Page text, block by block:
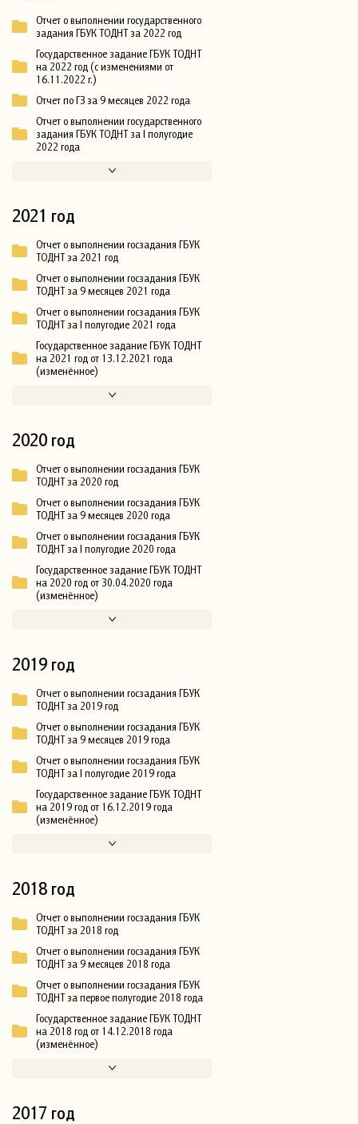
Отчет о выполнении государственного
задания ГБУК ТОДНТ за 2022 год
Государственное задание ГБУК ТОДНТ
на 2022 год (с изменениями от
16.11.2022 г.)
Отчет по ГЗ за 9 месяцев 2022 года
Отчет о выполнении государственного
задания ГБУК ТОДНТ за I полугодие
2022 года
2021 год
Отчет о выполнении госзадания ГБУК
ТОДНТ за 2021 год
Отчет о выполнении госзадания ГБУК
ТОДНТ за 9 месяцев 2021 года
Отчет о выполнении госзадания ГБУК
ТОДНТ за I полугодие 2021 года
Государственное задание ГБУК ТОДНТ
на 2021 год от 13.12.2021 года
(изменённое)
2020 год
Отчет о выполнении госзадания ГБУК
ТОДНТ за 2020 год
Отчет о выполнении госзадания ГБУК
ТОДНТ за 9 месяцев 2020 года
Отчет о выполнении госзадания ГБУК
ТОДНТ за I полугодие 2020 года
Государственное задание ГБУК ТОДНТ
на 2020 год от 30.04.2020 года
(изменённое)
2019 год
Отчет о выполнении госзадания ГБУК
ТОДНТ за 2019 год
Отчет о выполнении госзадания ГБУК
ТОДНТ за 9 месяцев 2019 года
Отчет о выполнении госзадания ГБУК
ТОДНТ за I полугодие 2019 года
Государственное задание ГБУК ТОДНТ
на 2019 год от 16.12.2019 года
(изменённое)
2018 год
Отчет о выполнении госзадания ГБУК
ТОДНТ за 2018 год
Отчет о выполнении госзадания ГБУК
ТОДНТ за 9 месяцев 2018 года
Отчет о выполнении госзадания ГБУК
ТОДНТ за первое полугодие 2018 года
Государственное задание ГБУК ТОДНТ
на 2018 год от 14.12.2018 года
(изменённое)
2017 год